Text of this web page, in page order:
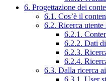
6. Progettazione dei
6.1. Cos’è il
6.2. Ricerca
6.2.1.
6.2.2. Dati
6.2.3.
6.2.4.
6.3. Dalla ricerca
6.3.1. User